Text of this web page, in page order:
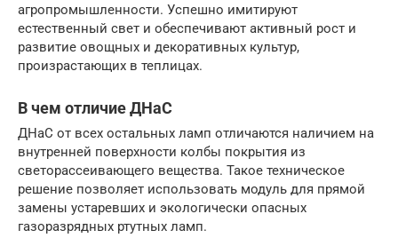
агропромышленности. Успешно имитируют
естественный свет и обеспечивают активный рост и
развитие овощных и декоративных культур,
произрастающих в теплицах.
В чем отличие ДНаС
ДНаС от всех остальных ламп отличаются наличием на
внутренней поверхности колбы покрытия из
светорассеивающего вещества. Такое техническое
решение позволяет использовать модуль для прямой
замены устаревших и экологически опасных
газоразрядных ртутных ламп.